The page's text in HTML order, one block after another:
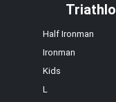
Half Ironman
Ironman
Kids
L